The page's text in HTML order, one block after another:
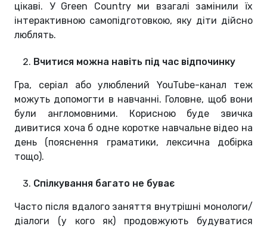
цікаві. У Green Country ми взагалі замінили їх
інтерактивною самопідготовкою, яку діти дійсно
люблять.
Вчитися можна навіть під час відпочинку
Гра, серіал або улюблений YouTube-канал теж
можуть допомогти в навчанні. Головне, щоб вони
були англомовними. Корисною буде звичка
дивитися хоча б одне коротке навчальне відео на
день (пояснення граматики, лексична добірка
тощо).
Спілкування багато не буває
Часто після вдалого заняття внутрішні монологи/
діалоги (у кого як) продовжують будуватися